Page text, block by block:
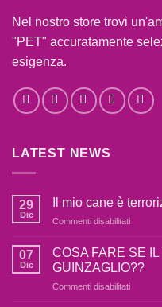
Nel nostro store trovi
"PET" accuratamente
esigenza.
LATEST NEWS
29
Dic
Il mio cane è
Commenti disabilitatisu
mio
cane
è
07
Dic
COSA FARE SE
GUINZAGLIO??
Commenti disabilitatisu